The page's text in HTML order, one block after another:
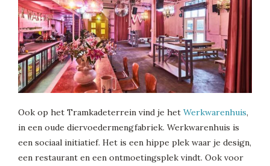
Ook op het Tramkadeterrein vind je het Werkwarenhuis,
in een oude diervoedermengfabriek. Werkwarenhuis is
een sociaal initiatief. Het is een hippe plek waar je design,
een restaurant en een ontmoetingsplek vindt. Ook voor